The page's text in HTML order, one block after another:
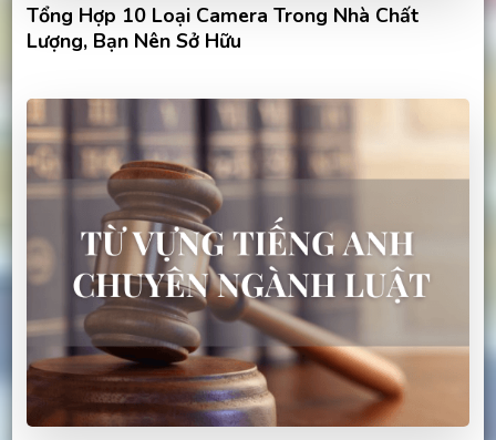
Tổng Hợp 10 Loại Camera Trong Nhà Chất
Lượng, Bạn Nên Sở Hữu